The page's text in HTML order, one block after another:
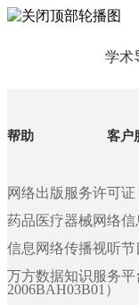
学术
帮助 客户
网络出版服务许可
药品医疗器械网络信
信息网络传播视听节
万方数据知识服务平
2006BAH03B01）